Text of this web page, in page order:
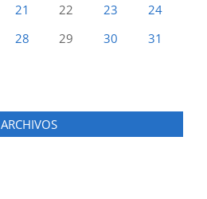
21 22 23
24
28 29 30 31
ARCHIVOS